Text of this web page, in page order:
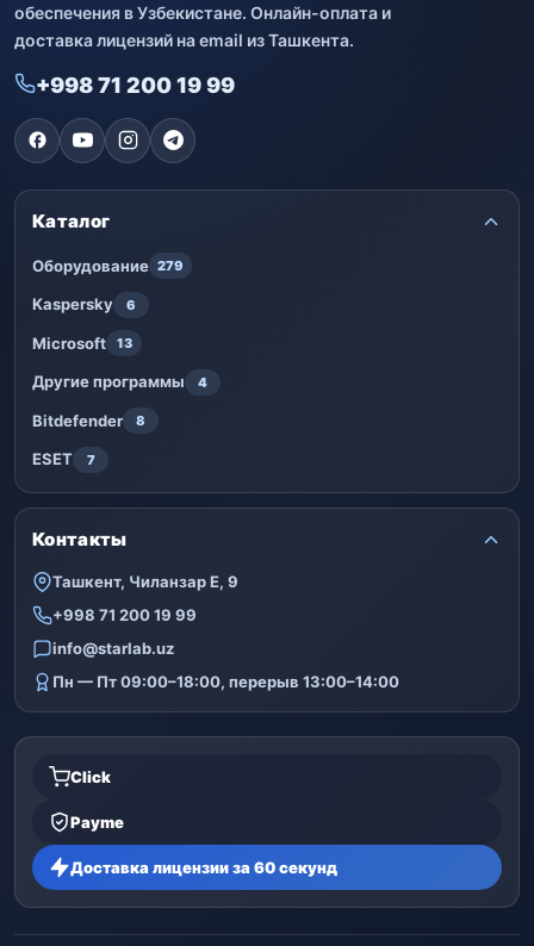
обеспечения в Узбекистане. Онлайн-оплата и
доставка лицензий на email из Ташкента.
+998 71 200 19 99
Каталог
Оборудование 279
Kaspersky 6
Microsoft 13
Другие программы 4
Bitdefender 8
ESET 7
Контакты
Ташкент, Чиланзар Е, 9
+998 71 200 19 99
info@starlab.uz
Пн — Пт 09:00–18:00, перерыв 13:00–14:00
Click
Payme
Доставка лицензии за 60 секунд